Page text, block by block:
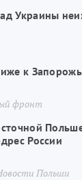
Украины
к
фронт
России
Польши